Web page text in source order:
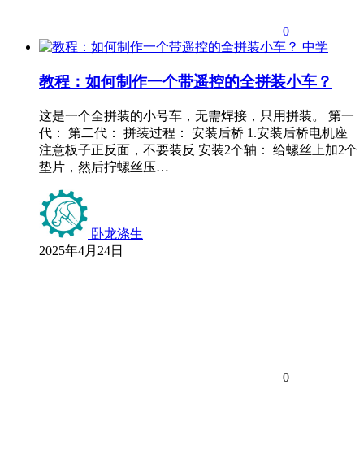
0
中学
教程：如何制作一个带遥控的全拼装小车？
这是一个全拼装的小号车，无需焊接，只用拼装。 第一
代： 第二代： 拼装过程： 安装后桥 1.安装后桥电机座
注意板子正反面，不要装反 安装2个轴： 给螺丝上加2个
垫片，然后拧螺丝压…
卧龙涤生
2025年4月24日
0